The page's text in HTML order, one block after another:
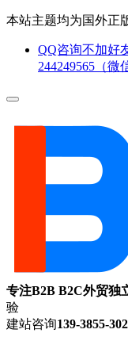
本站主题均为国外正
QQ咨询不加好
244249565（微
专注B2B B2C外贸独
验
建站咨询139-3855-